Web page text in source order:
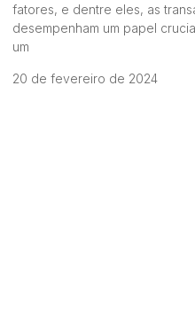
fatores, e dentre eles, as
desempenham um papel
um
20 de fevereiro de 2024